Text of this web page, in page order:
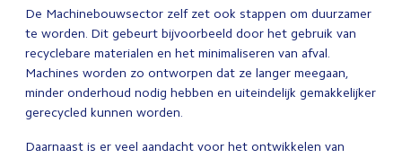
De Machinebouwsector zelf zet ook stappen om duurzamer
te worden. Dit gebeurt bijvoorbeeld door het gebruik van
recyclebare materialen en het minimaliseren van afval.
Machines worden zo ontworpen dat ze langer meegaan,
minder onderhoud nodig hebben en uiteindelijk gemakkelijker
gerecycled kunnen worden.
Daarnaast is er veel aandacht voor het ontwikkelen van